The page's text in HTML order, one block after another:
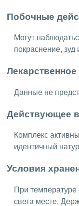
Побочные
Могут
покраснение,
Данные не
Действующее
Комплекс
идентичный
Условия
При
света месте.